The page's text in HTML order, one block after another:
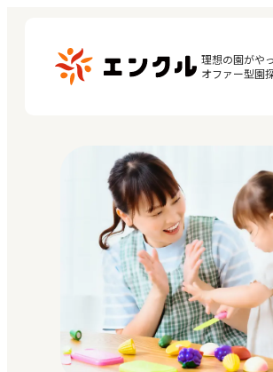
理想の園がや
オファー型園
保育園・幼稚園を探す
地図から探す
地域から探す